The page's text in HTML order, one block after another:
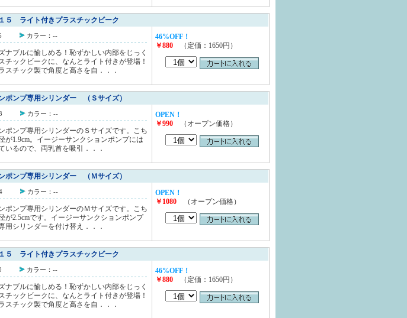
５ ライト付きプラスチックビーク
カラー：--
ナブルに愉しめる！恥ずかしい内部をじっく
チックビークに、なんとライト付きが登場！
スチック製で角度と高さを自．．．
46%OFF！
￥880 （定価：1650円）
ポンプ専用シリンダー （Ｓサイズ）
カラー：--
ポンプ専用シリンダーのＳサイズです。こち
が1.9cm。イージーサンクションポンプには
いるので、両乳首を吸引．．．
OPEN！
￥990 （オープン価格）
ポンプ専用シリンダー （Ｍサイズ）
カラー：--
ポンプ専用シリンダーのＭサイズです。こち
が2.5cmです。イージーサンクションポンプ
用シリンダーを付け替え．．．
OPEN！
￥1080 （オープン価格）
５ ライト付きプラスチックビーク
カラー：--
ナブルに愉しめる！恥ずかしい内部をじっく
チックビークに、なんとライト付きが登場！
スチック製で角度と高さを自．．．
46%OFF！
￥880 （定価：1650円）